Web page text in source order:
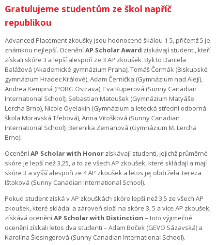
Gratulujeme studentům ze škol napříč
republikou
Advanced Placement zkoušky jsou hodnocené škálou 1-5, přičemž 5 je
známkou nejlepší. OceněníAP Scholar Award získávají studenti, kteří
získali skóre 3 a lepší alespoň ze 3 AP zkoušek. Byli to Daniela
Balážová (Akademické gymnázium Praha), Tomáš Čermák (Biskupské
gymnázium Hradec Králové), Adam Černička (Gymnázium nad Alejí),
Andrea Kempná (PORG Ostrava), Eva Kuperová (Sunny Canadian
International School), Sebastian Matoušek (Gymnázium Matyáše
Lercha Brno), Nicole Oyelakin (Gymnázium a letecká střední odborná
škola Moravská Třebová), Anna Vitošková (Sunny Canadian
International School), Berenika Zemanová (Gymnázium M. Lercha
Brno).
OceněníAP Scholar with Honor získávají studenti, jejichž průměrné
skóre je lepší než 3,25, a to ze všech AP zkoušek, které skládají a mají
skóre 3 a vyšší alespoň ze 4 AP zkoušek a letos jej obdržela Tereza
Ištoková (Sunny Canadian International School).
Pokud student získá v AP zkouškách skóre lepší než 3,5 ze všech AP
zkoušek, které skládal a zároveň složí na skóre 3, 5 a více AP zkoušek,
získává oceněníAP Scholar with Distinction – toto výjimečné
ocenění získali letos dva studenti – Adam Boček (GEVO Sázavská) a
Karolína Šlesingerová (Sunny Canadian International School).